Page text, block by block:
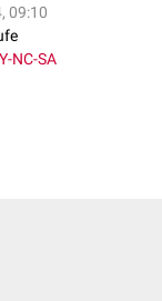
09:10
NC-SA